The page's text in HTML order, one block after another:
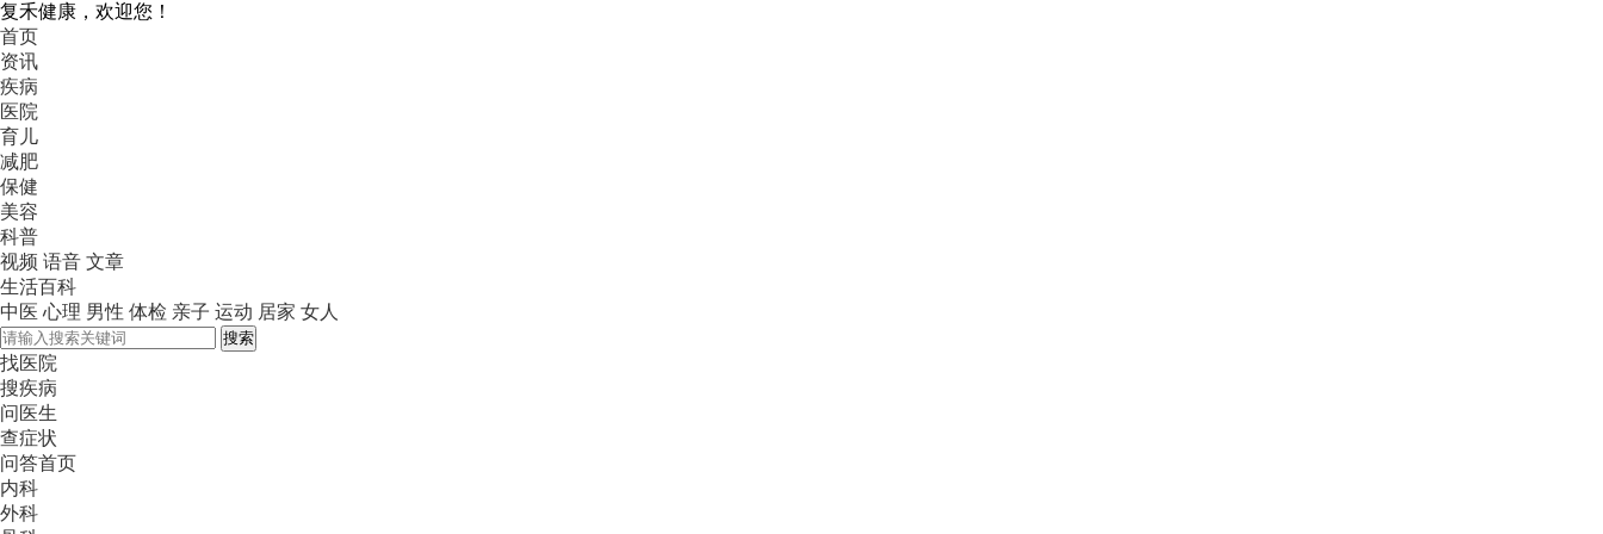
复禾健康，欢迎您！
首页
资讯
疾病
医院
育儿
减肥
保健
美容
科普
视频 语音 文章
生活百科
中医 心理 男性 体检 亲子 运动 居家 女人
搜索
找医院
搜疾病
问医生
查症状
问答首页
内科
外科